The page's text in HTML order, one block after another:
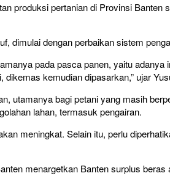
produksi pertanian di Provinsi
dimulai dengan perbaikan sistem
pada pasca panen, yaitu
kemudian dipasarkan,” ujar
utamanya bagi petani yang masih
lahan, termasuk pengairan.
meningkat. Selain itu, perlu
menargetkan Banten surplus